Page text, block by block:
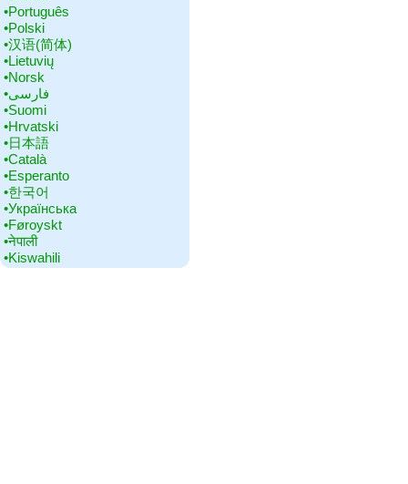
•‎Português
•‎Polski
•‎汉语(简体)
•‎Lietuvių
•‎Norsk
•‎فارسی
•‎Suomi
•‎Hrvatski
•‎日本語
•‎Català
•‎Esperanto
•‎한국어
•‎Українська
•‎Føroyskt
•‎नेपाली
•‎Kiswahili